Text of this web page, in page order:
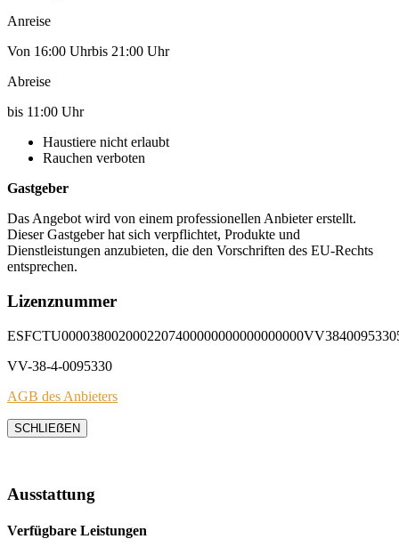
Anreise
Von 16:00 Uhrbis 21:00 Uhr
Abreise
bis 11:00 Uhr
Haustiere nicht erlaubt
Rauchen verboten
Gastgeber
Das Angebot wird von einem professionellen Anbieter erstellt.
Dieser Gastgeber hat sich verpflichtet, Produkte und
Dienstleistungen anzubieten, die den Vorschriften des EU-Rechts
entsprechen.
Lizenznummer
VV-38-4-0095330
AGB des Anbieters
SCHLIEẞEN
Ausstattung
Verfügbare Leistungen